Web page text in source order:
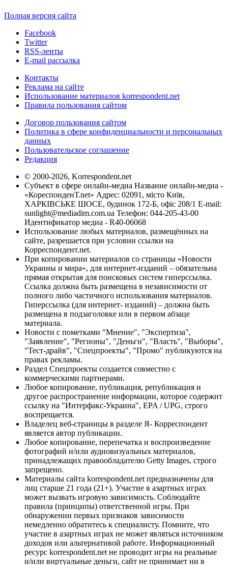
Полная версия сайта
Facebook
Twitter
RSS-ленты
E-mail рассылка
Контакты
Реклама на сайте
Использование материалов korrespondent.net
Правила пользования сайтом
Договор пользования сайтом
Политика в сфере конфиденциальности и персональных
данных
Пользовательское соглашение
Редакция
© 2000-2026, Korrespondent.net
Субъект в сфере онлайн-медиа Название онлайн-медиа -
«КореспонденТ.net» Адрес: 02091, місто Київ,
ХАРКІВСЬКЕ ШОСЕ, будинок 172-Б, офіс 208/1 E-mail:
sunlight@mediadim.com.ua Телефон: 044-205-43-00
Идентификатор медиа - R40-06068
Использование любых материалов, размещённых на
сайте, разрешается при условии ссылки на
Корреспондент.net.
При копировании материалов со страницы «Новости
Украины и мира», для интернет-изданий – обязательна
прямая открытая для поисковых систем гиперссылка.
Ссылка должна быть размещена в независимости от
полного либо частичного использования материалов.
Гиперссылка (для интернет- изданий) – должна быть
размещена в подзаголовке или в первом абзаце
материала.
Новости с пометками "Мнение", "Экспертиза",
"Заявление", "Регионы", "Деньги", "Власть", "Выборы",
"Тест-драйв", "Спецпроекты", "Промо" публикуются на
правах рекламы.
Раздел Спецпроекты создается совместно с
коммерческими партнерами.
Любое копирование, публикация, републикация и
другое распространение информации, которое содержит
ссылку на "Интерфакс-Украина", EPA / UPG, строго
воспрещается.
Владелец веб-страницы в разделе Я- Корреспондент
является автор публикации.
Любое копирование, перепечатка и воспроизведение
фотографий и/или аудиовизуальных материалов,
принадлежащих правообладателю Getty Images, строго
запрещено.
Материалы сайта korrespondent.net предназначены для
лиц старше 21 года (21+). Участие в азартных играх
может вызвать игровую зависимость. Соблюдайте
правила (принципы) ответственной игры. При
обнаружении первых признаков зависимости
немедленно обратитесь к специалисту. Помните, что
участие в азартных играх не может являться источником
доходов или альтернативой работе. Информационный
ресурс korrespondent.net не проводит игры на реальные
и/или виртуальные деньги, сайт не принимает ни в